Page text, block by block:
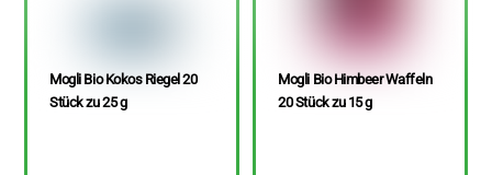
Mogli Bio Kokos Riegel 20
Stück zu 25 g
Mogli Bio Himbeer Waffeln
20 Stück zu 15 g